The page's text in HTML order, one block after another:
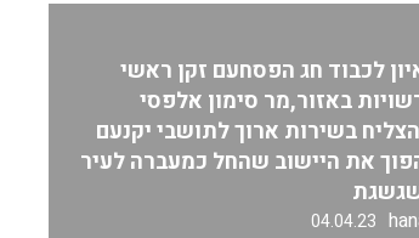
לכבוד חג הפסחעם זקן ראשי
באזור,מר סימון אלפסי
בשירות ארוך לתושבי יקנעם
את היישוב שהחל כמעברה לעיר
04.04.23